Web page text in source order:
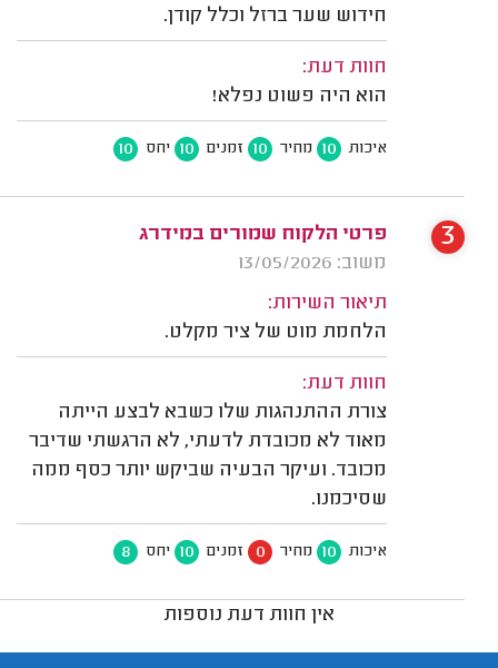
חידוש שער ברזל וכלל קודן.
חוות דעת:
הוא היה פשוט נפלא!
איכות 10 מחיר 10 זמנים 10 יחס 10
פרטי הלקוח שמורים במידרג
משוב: 13/05/2026
תיאור השירות:
הלחמת מוט של ציר מקלט.
חוות דעת:
צורת ההתנהגות שלו כשבא לבצע הייתה
מאוד לא מכובדת לדעתי, לא הרגשתי שדיבר
מכובד. ועיקר הבעיה שביקש יותר כסף ממה
שסיכמנו.
איכות 10 מחיר 0 זמנים 10 יחס 8
3
אין חוות דעת נוספות